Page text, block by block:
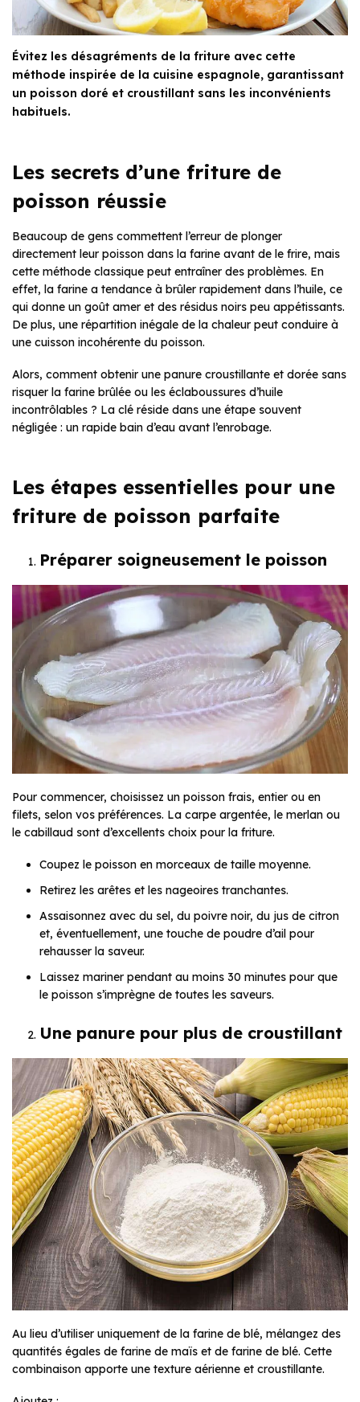
Évitez les désagréments de la friture avec cette
méthode inspirée de la cuisine espagnole, garantissant
un poisson doré et croustillant sans les inconvénients
habituels.
Les secrets d’une friture de
poisson réussie
Beaucoup de gens commettent l’erreur de plonger
directement leur poisson dans la farine avant de le frire, mais
cette méthode classique peut entraîner des problèmes. En
effet, la farine a tendance à brûler rapidement dans l’huile, ce
qui donne un goût amer et des résidus noirs peu appétissants.
De plus, une répartition inégale de la chaleur peut conduire à
une cuisson incohérente du poisson.
Alors, comment obtenir une panure croustillante et dorée sans
risquer la farine brûlée ou les éclaboussures d’huile
incontrôlables ? La clé réside dans une étape souvent
négligée : un rapide bain d’eau avant l’enrobage.
Les étapes essentielles pour une
friture de poisson parfaite
Préparer soigneusement le poisson
Pour commencer, choisissez un poisson frais, entier ou en
filets, selon vos préférences. La carpe argentée, le merlan ou
le cabillaud sont d’excellents choix pour la friture.
Coupez le poisson en morceaux de taille moyenne.
Retirez les arêtes et les nageoires tranchantes.
Assaisonnez avec du sel, du poivre noir, du jus de citron
et, éventuellement, une touche de poudre d’ail pour
rehausser la saveur.
Laissez mariner pendant au moins 30 minutes pour que
le poisson s’imprègne de toutes les saveurs.
Une panure pour plus de croustillant
Au lieu d’utiliser uniquement de la farine de blé, mélangez des
quantités égales de farine de maïs et de farine de blé. Cette
combinaison apporte une texture aérienne et croustillante.